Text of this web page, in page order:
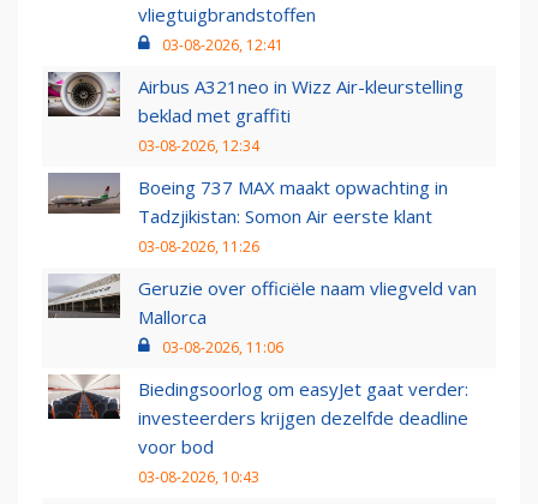
vliegtuigbrandstoffen
03-08-2026, 12:41
Airbus A321neo in Wizz Air-kleurstelling
beklad met graffiti
03-08-2026, 12:34
Boeing 737 MAX maakt opwachting in
Tadzjikistan: Somon Air eerste klant
03-08-2026, 11:26
Geruzie over officiële naam vliegveld van
Mallorca
03-08-2026, 11:06
Biedingsoorlog om easyJet gaat verder:
investeerders krijgen dezelfde deadline
voor bod
03-08-2026, 10:43